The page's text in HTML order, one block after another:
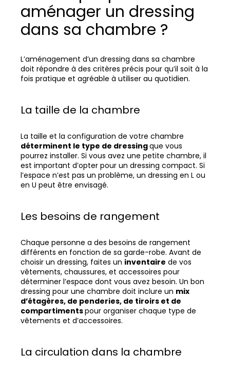
aménager un dressing
dans sa chambre ?
L’aménagement d’un dressing dans sa chambre
doit répondre à des critères précis pour qu’il soit à la
fois pratique et agréable à utiliser au quotidien.
La taille de la chambre
La taille et la configuration de votre chambre
déterminent le type de dressingque vous
pourrez installer. Si vous avez une petite chambre, il
est important d’opter pour un dressing compact. Si
l’espace n’est pas un problème, un dressing en L ou
en U peut être envisagé.
Les besoins de rangement
Chaque personne a des besoins de rangement
différents en fonction de sa garde-robe. Avant de
choisir un dressing, faites un inventaire de vos
vêtements, chaussures, et accessoires pour
déterminer l’espace dont vous avez besoin. Un bon
dressing pour une chambre doit inclure un mix
d’étagères, de penderies, de tiroirs et de
compartimentspour organiser chaque type de
vêtements et d’accessoires.
La circulation dans la chambre